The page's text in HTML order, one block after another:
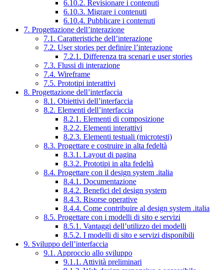
6.10.2. Revisionare i contenuti
6.10.3. Migrare i contenuti
6.10.4. Pubblicare i contenuti
7. Progettazione dell’interazione
7.1. Caratteristiche dell’interazione
7.2. User stories per definire l’interazione
7.2.1. Differenza tra scenari e user stories
7.3. Flussi di interazione
7.4. Wireframe
7.5. Prototipi interattivi
8. Progettazione dell’interfaccia
8.1. Obiettivi dell’interfaccia
8.2. Elementi dell’interfaccia
8.2.1. Elementi di composizione
8.2.2. Elementi interattivi
8.2.3. Elementi testuali (microtesti)
8.3. Progettare e costruire in alta fedeltà
8.3.1. Layout di pagina
8.3.2. Prototipi in alta fedeltà
8.4. Progettare con il design system .italia
8.4.1. Documentazione
8.4.2. Benefici del design system
8.4.3. Risorse operative
8.4.4. Come contribuire al design system .italia
8.5. Progettare con i modelli di sito e servizi
8.5.1. Vantaggi dell’utilizzo dei modelli
8.5.2. I modelli di sito e servizi disponibili
9. Sviluppo dell’interfaccia
9.1. Approccio allo sviluppo
9.1.1. Attività preliminari